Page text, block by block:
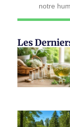
notre
Les